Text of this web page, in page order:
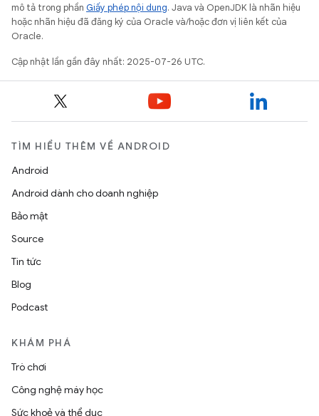
mô tả trong phần Giấy phép nội dung. Java và OpenJDK là nhãn hiệu
hoặc nhãn hiệu đã đăng ký của Oracle và/hoặc đơn vị liên kết của
Oracle.
Cập nhật lần gần đây nhất: 2025-07-26 UTC.
TÌM HIỂU THÊM VỀ ANDROID
Android
Android dành cho doanh nghiệp
Bảo mật
Source
Tin tức
Blog
Podcast
KHÁM PHÁ
Trò chơi
Công nghệ máy học
Sức khoẻ và thể dục